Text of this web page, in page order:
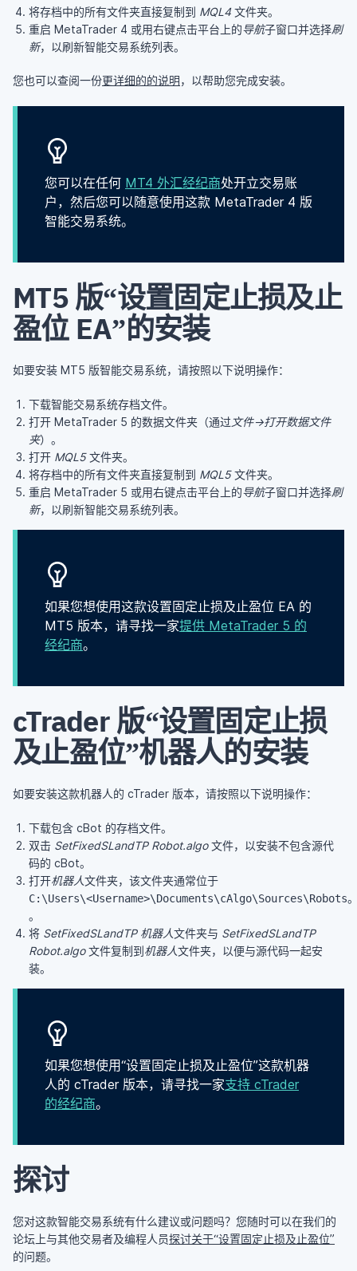
将存档中的所有文件夹直接复制到 MQL4文件夹。
重启 MetaTrader 4 或用右键点击平台上的导航子窗口并选择刷
新，以刷新智能交易系统列表。
您也可以查阅一份更详细的的说明，以帮助您完成安装。
您可以在任何 MT4 外汇经纪商处开立交易账
户，然后您可以随意使用这款 MetaTrader 4 版
智能交易系统。
MT5 版“设置固定止损及止
盈位 EA”的安装
如要安装 MT5 版智能交易系统，请按照以下说明操作：
下载智能交易系统存档文件。
打开 MetaTrader 5 的数据文件夹（通过 文件->打开数据文件
夹）。
打开 MQL5文件夹。
将存档中的所有文件夹直接复制到 MQL5文件夹。
重启 MetaTrader 5 或用右键点击平台上的导航子窗口并选择刷
新，以刷新智能交易系统列表。
如果您想使用这款设置固定止损及止盈位 EA 的
MT5 版本，请寻找一家提供 MetaTrader 5 的
经纪商。
cTrader 版“设置固定止损
及止盈位”机器人的安装
如要安装这款机器人的 cTrader 版本，请按照以下说明操作：
下载包含 cBot 的存档文件。
双击 SetFixedSLandTP Robot.algo文件，以安装不包含源代
码的 cBot。
打开机器人文件夹，该文件夹通常位于
C:\Users\<Username>\Documents\cAlgo\Sources\Robots
。
将 SetFixedSLandTP 机器人文件夹与 SetFixedSLandTP
Robot.algo文件复制到机器人文件夹，以便与源代码一起安
装。
如果您想使用“设置固定止损及止盈位”这款机器
人的 cTrader 版本，请寻找一家支持 cTrader
的经纪商。
探讨
您对这款智能交易系统有什么建议或问题吗？您随时可以在我们的
论坛上与其他交易者及编程人员探讨关于“设置固定止损及止盈位”
的问题。